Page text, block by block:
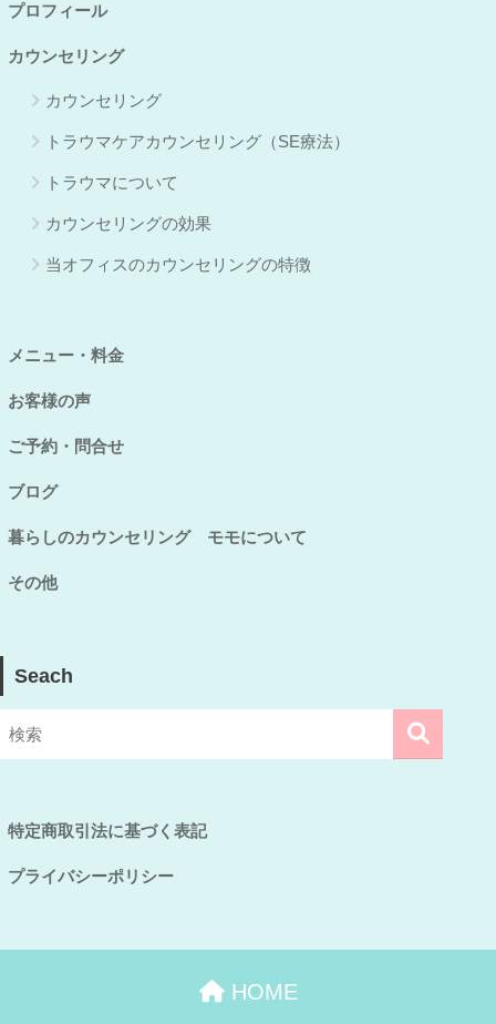
プロフィール
カウンセリング
カウンセリング
トラウマケアカウンセリング（SE療法）
トラウマについて
カウンセリングの効果
当オフィスのカウンセリングの特徴
メニュー・料金
お客様の声
ご予約・問合せ
ブログ
暮らしのカウンセリング モモについて
その他
Seach
特定商取引法に基づく表記
プライバシーポリシー
HOME